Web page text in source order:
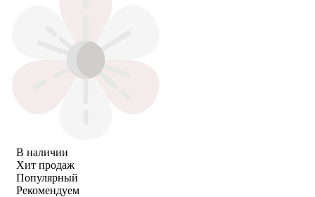
В наличии
Хит продаж
Популярный
Рекомендуем